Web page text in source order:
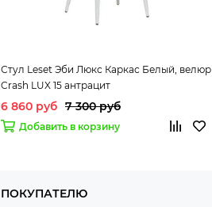
Стул Leset Эби Люкс Каркас Белый, велюр
Crash LUX 15 антрацит
6 860 руб 7 300 руб
Добавить в корзину
ПОКУПАТЕЛЮ